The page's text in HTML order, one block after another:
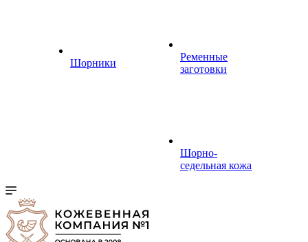
Шорники
Ременные
заготовки
Шорно-
седельная кожа